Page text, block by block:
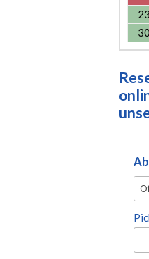
23
30